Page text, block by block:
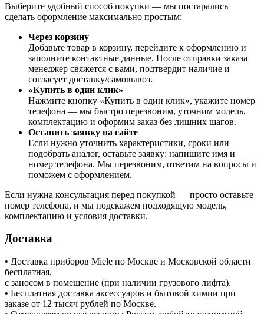
Выберите удобный способ покупки — мы постарались
сделать оформление максимально простым:
Через корзину
Добавьте товар в корзину, перейдите к оформлению и
заполните контактные данные. После отправки заказа
менеджер свяжется с вами, подтвердит наличие и
согласует доставку/самовывоз.
«Купить в один клик»
Нажмите кнопку «Купить в один клик», укажите номер
телефона — мы быстро перезвоним, уточним модель,
комплектацию и оформим заказ без лишних шагов.
Оставить заявку на сайте
Если нужно уточнить характеристики, сроки или
подобрать аналог, оставьте заявку: напишите имя и
номер телефона. Мы перезвоним, ответим на вопросы и
поможем с оформлением.
Если нужна консультация перед покупкой — просто оставьте
номер телефона, и мы подскажем подходящую модель,
комплектацию и условия доставки.
Доставка
• Доставка приборов Miele по Москве и Московской области
бесплатная,
с заносом в помещение (при наличии грузового лифта).
• Бесплатная доставка аксессуаров и бытовой химии при
заказе от 12 тысяч рублей по Москве.